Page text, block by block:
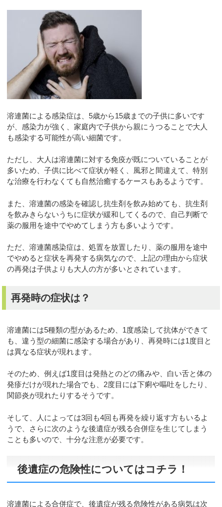
溶連菌による感染症は、5歳から15歳までの子供に多いです
が、感染力が強く、家庭内で子供から親にうつることで大人
も感染する可能性が高い細菌です。
ただし、大人は溶連菌に対する免疫が既についていることが
多いため、子供に比べて症状が軽く、風邪と間違えて、特別
な治療を行わなくても自然治癒するケースもあるようです。
また、溶連菌の感染を確認し抗生剤を飲み始めても、抗生剤
を飲みきらないうちに症状が緩和してくるので、自己判断で
薬の服用を途中でやめてしまう方も多いようです。
ただ、溶連菌感染症は、処置を放置したり、薬の服用を途中
でやめると症状を再発する病気なので、上記の理由から症状
の再発は子供よりも大人の方が多いとされています。
再発時の症状は？
溶連菌には5種類の型があるため、1度感染して抗体ができて
も、違う型の細菌に感染する場合があり、再発時には1度目と
は異なる症状が現れます。
そのため、例えば1度目は発熱とのどの痛みや、白い舌と体の
発疹だけが現れた場合でも、2度目には下痢や嘔吐をしたり、
関節炎が現れたりするそうです。
そして、人によっては3回も4回も再発を繰り返す方もいるよ
うで、さらに次のような後遺症が残る合併症を生じてしまう
ことも多いので、十分な注意が必要です。
後遺症の危険性についてはコチラ！
溶連菌による合併症で、後遺症が残る危険性がある病気は次